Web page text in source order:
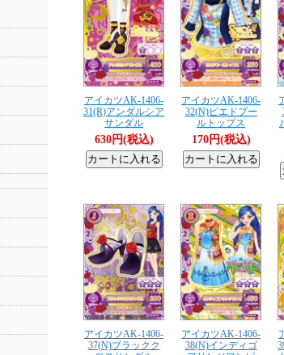
アイカツAK-1406-
31(R)アンダルシア
サンダル
630円(税込)
アイカツAK-1406-
32(N)ピエドプー
ルトップス
170円(税込)
アイカツAK-1406-
37(N)ブラックク
アイカツAK-1406-
38(N)インディゴ